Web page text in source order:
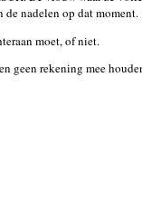
nadelen op dat moment.
moet, of niet.
geen rekening mee